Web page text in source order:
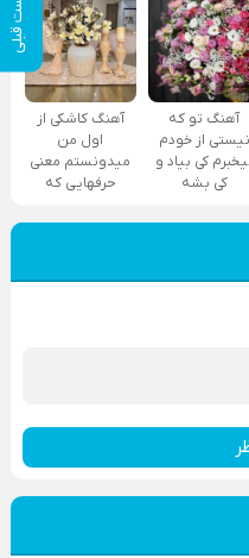
پست قبلی
آهنگ تو که
نیستی از خودم
کی بیاد و
کی بشه
آهنگ کاشکی از
اول من
میدونستم معنی
حرفهایی که